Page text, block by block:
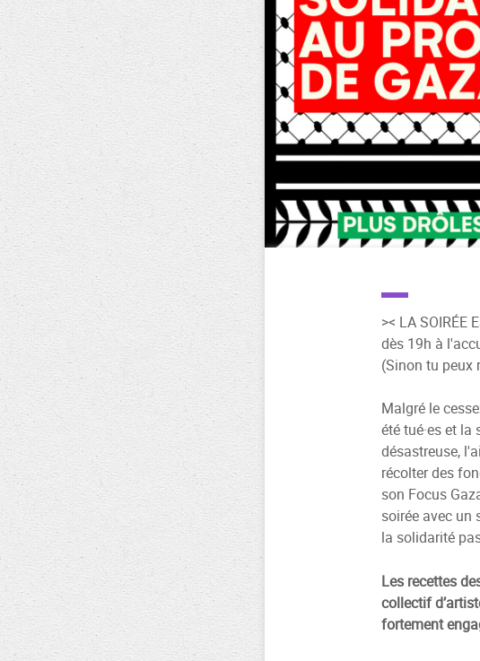
>< LA SOIRÉE
dès 19h à
(Sinon tu peux
Malgré le
été tué·es et
désastreuse,
récolter des
son Focus
soirée avec un
la solidarité
Les recettes
collectif
fortement